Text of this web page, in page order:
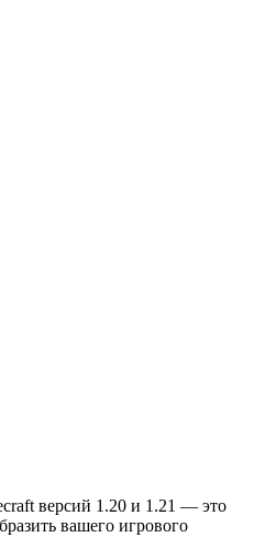
версий 1.20 и 1.21 — это
вашего игрового